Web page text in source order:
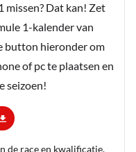
missen? Dat kan! Zet
1-kalender van
button hieronder om
of pc te plaatsen en
seizoen!
de race en kwalificatie.